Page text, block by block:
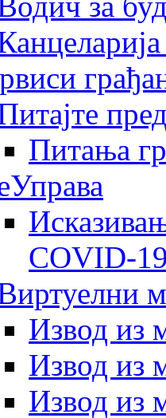
Питања
COVID-19
Извод из
Извод из
Извод из